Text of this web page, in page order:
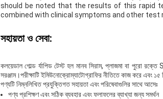
should be noted that the results of this rapid
combined with clinical symptoms and other test
সহায়তা ও সেবা:
কলয়েডাল গোল্ড র্যাপিড টেস্ট হল মানব সিরাম, প্লাজমা বা পুরো
সরঞ্জাম।পরীক্ষাটি ইমিউনোক্রোম্যাটোগ্রাফির নীতিতে কাজ করে এবং ১৫
পণ্যটি নিম্নলিখিত প্রযুক্তিগত সহায়তা এবং পরিষেবাগুলির সাথে আসেঃ
পণ্য প্রশিক্ষণ এবং সঠিক ব্যবহার এবং ফলাফলের ব্যাখ্যা জন্য সমর্থন